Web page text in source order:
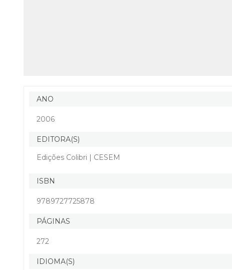
ANO
2006
EDITORA(S)
Edições Colibri | CESEM
ISBN
9789727725878
PÁGINAS
272
IDIOMA(S)